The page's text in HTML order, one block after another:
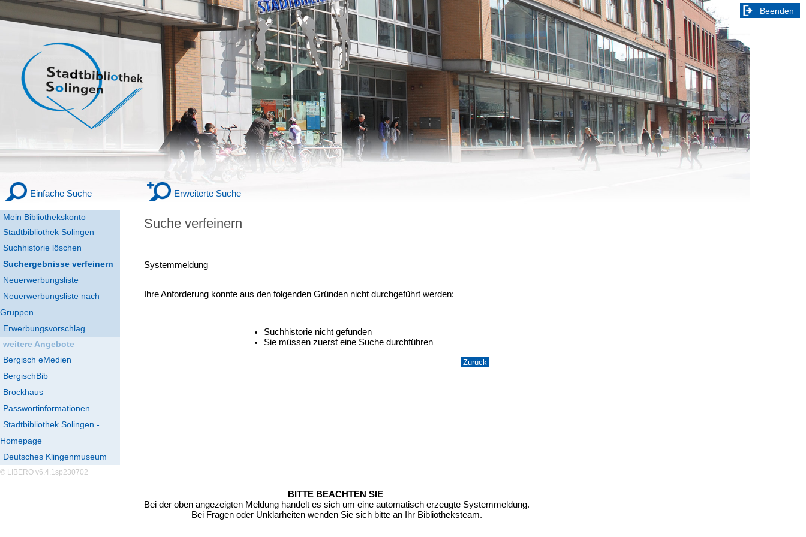
Mein Bibliothekskonto
Stadtbibliothek Solingen
Einfache Suche Erweiterte Suche
Suchhistorie löschen
Suchergebnisse verfeinern
Beenden
Neuerwerbungsliste
Neuerwerbungsliste nach
Gruppen
Erwerbungsvorschlag
weitere Angebote
Bergisch eMedien
BergischBib
Brockhaus
Passwortinformationen
Stadtbibliothek Solingen -
Homepage
Deutsches Klingenmuseum
© LIBERO v6.4.1sp230702
Suche verfeinern
Systemmeldung
Ihre Anforderung konnte aus den folgenden Gründen nicht durchgeführt werden:
Suchhistorie nicht gefunden
Sie müssen zuerst eine Suche durchführen
BITTE BEACHTEN SIE
Bei der oben angezeigten Meldung handelt es sich um eine automatisch erzeugte Systemmeldung.
Bei Fragen oder Unklarheiten wenden Sie sich bitte an Ihr Bibliotheksteam.